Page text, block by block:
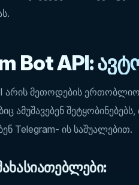
Bot API:
არის მეთოდების
ამუშავებენ
Telegram- ის საშუალებით.